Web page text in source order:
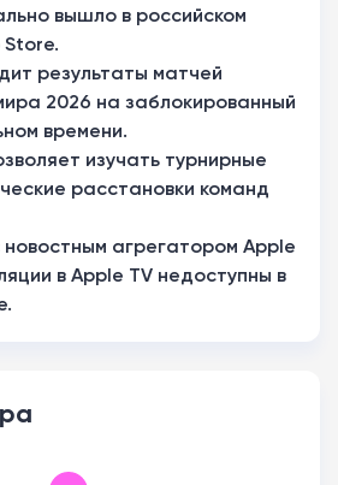
вышло в российском
Store.
результаты матчей
2026 на заблокированный
времени.
изучать турнирные
расстановки команд
агрегатором Apple
в Apple TV недоступны в